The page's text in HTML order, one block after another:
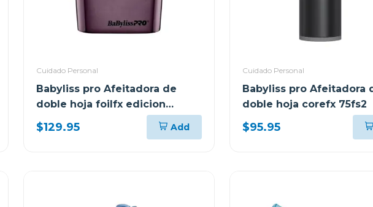
Cuidado Personal
Babyliss pro Afeitadora de
doble hoja foilfx edicion
limitada s2p
$129.95 Add
Cuidado Personal
Babyliss pro Afeitadora
doble hoja corefx 75fs2
$95.95